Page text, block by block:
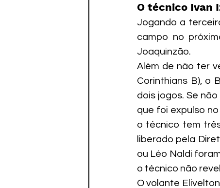
Paratletismo
O técnico Ivan
Jogando a
campo no
Joaquinzão.
Além de não ter
Corinthians B), o
dois jogos. Se
que foi expulso
o técnico tem
liberado pela
ou Léo Naldi
o técnico não
O volante